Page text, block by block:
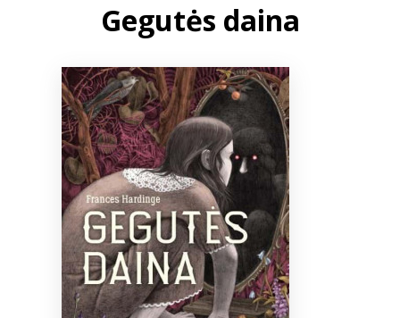
ELVIS atvyksta
Naujienos
Bibliotekoms
+370 667 80 541
info@elvislab.lt
Gegutės daina